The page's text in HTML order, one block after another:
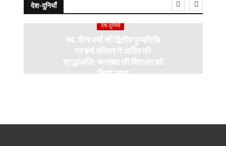
देश-दुनियाँ
देश-दुनियाँ
स्व. वीणा वर्मा की द्वितीय पुण्यतिथि
पर वर्मा परिवार ने अर्पित की
श्रद्धांजलि, जनसेवा की विरासत को
किया नमन